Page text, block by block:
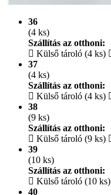
36
(4 ks)
Szállítás az otthoni:
Külső tároló (4 ks)
37
(4 ks)
Szállítás az otthoni:
Külső tároló (4 ks)
38
(9 ks)
Szállítás az otthoni:
Külső tároló (9 ks)
39
(10 ks)
Szállítás az otthoni:
Külső tároló (10 ks)
40